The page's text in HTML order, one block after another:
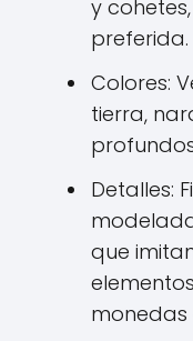
y
preferida.
Colores:
tierra,
Detalles:
que